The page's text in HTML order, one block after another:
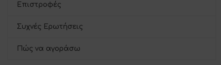
Επιστροφές
Συχνές Ερωτήσεις
Πώς να αγοράσω